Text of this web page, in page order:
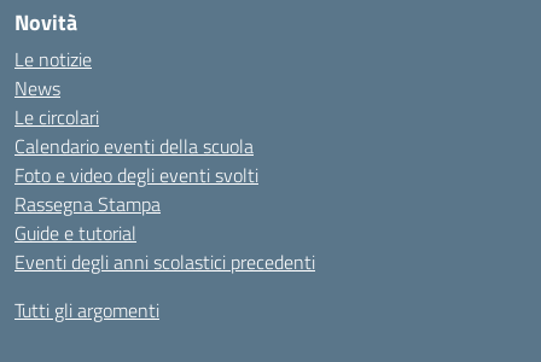
Novità
Le notizie
News
Le circolari
Calendario eventi della scuola
Foto e video degli eventi svolti
Rassegna Stampa
Guide e tutorial
Eventi degli anni scolastici precedenti
Tutti gli argomenti